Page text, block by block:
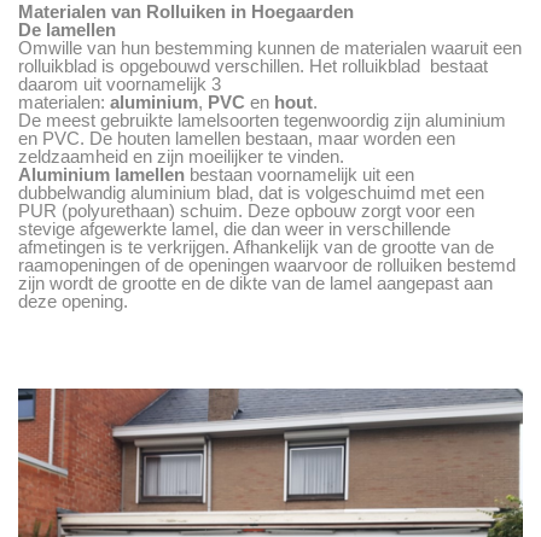
Materialen van Rolluiken in Hoegaarden
De lamellen
Omwille van hun bestemming kunnen de materialen waaruit een
rolluikblad is opgebouwd verschillen. Het rolluikblad bestaat
daarom uit voornamelijk 3
materialen: aluminium, PVC en hout.
De meest gebruikte lamelsoorten tegenwoordig zijn aluminium
en PVC. De houten lamellen bestaan, maar worden een
zeldzaamheid en zijn moeilijker te vinden.
Aluminium lamellen bestaan voornamelijk uit een
dubbelwandig aluminium blad, dat is volgeschuimd met een
PUR (polyurethaan) schuim. Deze opbouw zorgt voor een
stevige afgewerkte lamel, die dan weer in verschillende
afmetingen is te verkrijgen. Afhankelijk van de grootte van de
raamopeningen of de openingen waarvoor de rolluiken bestemd
zijn wordt de grootte en de dikte van de lamel aangepast aan
deze opening.